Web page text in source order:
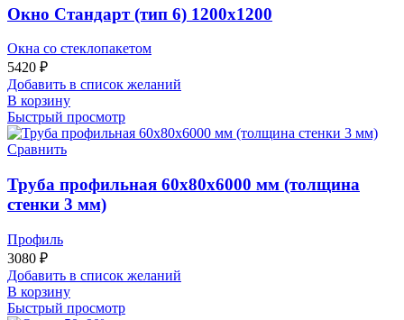
Окно Стандарт (тип 6) 1200х1200
Окна со стеклопакетом
5420 ₽
Добавить в список желаний
В корзину
Быстрый просмотр
Сравнить
Труба профильная 60х80х6000 мм (толщина
стенки 3 мм)
Профиль
3080 ₽
Добавить в список желаний
В корзину
Быстрый просмотр